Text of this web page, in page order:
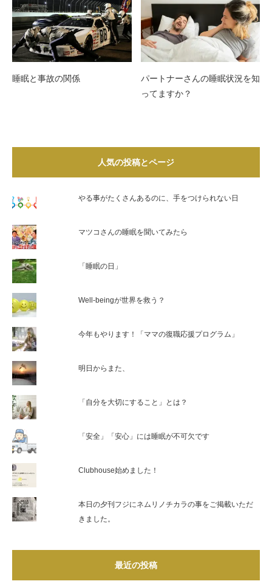
睡眠と事故の関係
パートナーさんの睡眠状況を知
ってますか？
人気の投稿とページ
やる事がたくさんあるのに、手をつけられない日
マツコさんの睡眠を聞いてみたら
「睡眠の日」
Well-beingが世界を救う？
今年もやります！「ママの復職応援プログラム」
明日からまた、
「自分を大切にすること」とは？
「安全」「安心」には睡眠が不可欠です
Clubhouse始めました！
本日の夕刊フジにネムリノチカラの事をご掲載いただ
きました。
最近の投稿